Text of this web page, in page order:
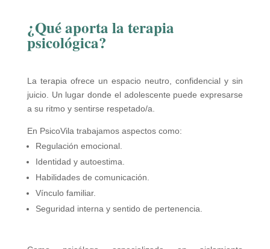
¿Qué aporta la terapia
psicológica?
La terapia ofrece un espacio neutro, confidencial y sin
juicio. Un lugar donde el adolescente puede expresarse
a su ritmo y sentirse respetado/a.
En PsicoVila trabajamos aspectos como:
Regulación emocional.
Identidad y autoestima.
Habilidades de comunicación.
Vínculo familiar.
Seguridad interna y sentido de pertenencia.